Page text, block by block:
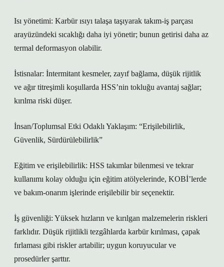
Isı yönetimi: Karbür ısıyı talaşa taşıyarak takım-iş parçası
arayüzündeki sıcaklığı daha iyi yönetir; bunun getirisi daha az
termal deformasyon olabilir.
İstisnalar: İntermitant kesmeler, zayıf bağlama, düşük rijitlik
ve ağır titreşimli koşullarda HSS’nin tokluğu avantaj sağlar;
kırılma riski düşer.
İnsan/Toplumsal Etki Odaklı Yaklaşım: “Erişilebilirlik,
Güvenlik, Sürdürülebilirlik”
Eğitim ve erişilebilirlik: HSS takımlar bilenmesi ve tekrar
kullanımı kolay olduğu için eğitim atölyelerinde, KOBİ’lerde
ve bakım-onarım işlerinde erişilebilir bir seçenektir.
İş güvenliği: Yüksek hızların ve kırılgan malzemelerin riskleri
farklıdır. Düşük rijitlikli tezgâhlarda karbür kırılması, çapak
fırlaması gibi riskler artabilir; uygun koruyucular ve
prosedürler şarttır.